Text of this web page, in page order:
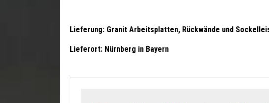
Lieferung: Granit Arbeitsplatten, Rückwände und
Lieferort: Nürnberg in Bayern